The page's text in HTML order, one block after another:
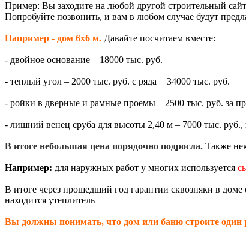
Пример: Вы заходите на любой другой строительный
Попробуйте позвонить, и вам в любом случае будут
Например - дом 6х6 м. Давайте посчитаем вместе:
- двойное основание – 18000 тыс. руб.
- теплый угол – 2000 тыс. руб. с ряда = 34000 тыс. руб.
- ройки в дверные и рамные проемы – 2500 тыс. руб. за
- лишний венец сруба для высоты 2,40 м – 7000 тыс.
В итоге небольшая цена порядочно подросла. Также
Например: для наружных работ у многих используется
В итоге через прошедший год гарантии сквозняки в
находится утеплитель
Вы должны понимать, что дом или баню строите один